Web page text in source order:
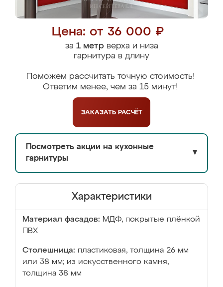
Цена: от 36 000 ₽
за 1 метрверха и низа
гарнитура в длину
Поможем рассчитать точную стоимость!
Ответим менее, чем за 15 минут!
ЗАКАЗАТЬ РАСЧЁТ
Посмотреть акции на кухонные
гарнитуры
▼
Характеристики
Материал фасадов: МДФ, покрытые плёнкой
ПВХ
Столешница: пластиковая, толщина 26 мм
или 38 мм; из искусственного камня,
толщина 38 мм